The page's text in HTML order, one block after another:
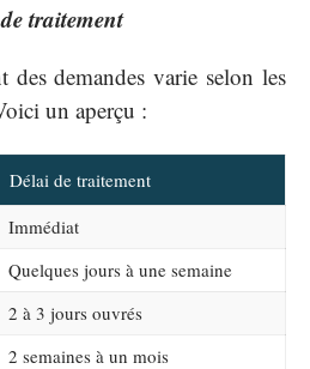
traitement
des demandes varie selon les
un aperçu :
Délai de traitement
Immédiat
Quelques jours à une semaine
2 à 3 jours ouvrés
2 semaines à un mois